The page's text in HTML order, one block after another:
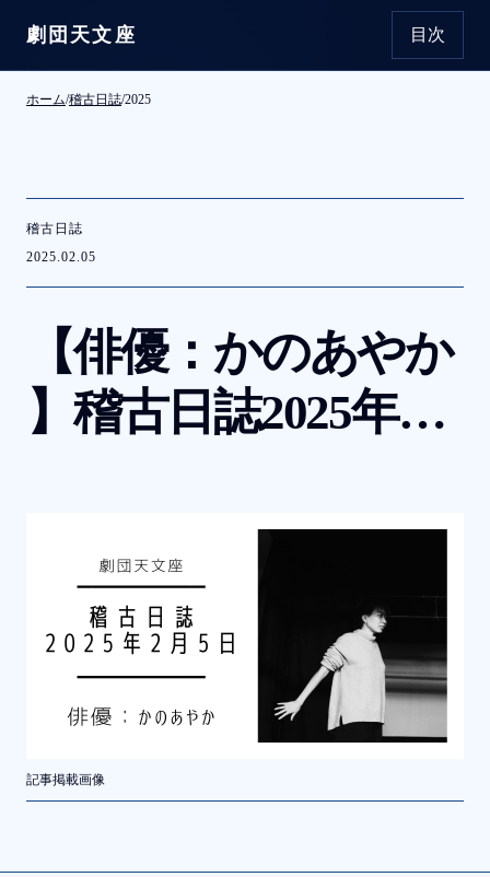
本文へ移動
劇団天文座 目次
ホーム/稽古日誌/2025
稽古日誌
2025.02.05
【俳優：かのあやか
】稽古日誌2025年2月
記事掲載画像